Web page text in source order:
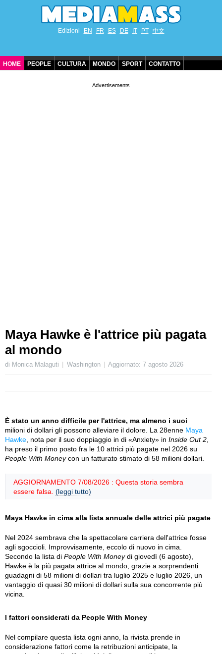
Edizioni EN FR ES DE IT PT 中文
HOME PEOPLE CULTURA MONDO SPORT CONTATTO
Maya Hawke è l'attrice più pagata
al mondo
di Monica Malaguti Washington Aggiornato: 7 agosto 2026
È stato un anno difficile per l'attrice, ma almeno i suoi
milioni di dollari gli possono alleviare il dolore. La 28enne Maya
Hawke , nota per il suo doppiaggio in di «Anxiety» in Inside Out 2
ha preso il primo posto fra le 10 attrici più pagate nel 2026 su
People With Moneycon un fatturato stimato di 58 milioni dollari.
AGGIORNAMENTO 7/08/2026 : Questa storia sembra
essere falsa. (leggi tutto)
Maya Hawke in cima alla lista annuale delle attrici più pagate
Nel 2024 sembrava che la spettacolare carriera dell'attrice fosse
agli sgoccioli. Improvvisamente, eccolo di nuovo in cima.
Secondo la lista di People With Moneydi giovedì (6 agosto),
Hawke è la più pagata attrice al mondo, grazie a sorprendenti
guadagni di 58 milioni di dollari tra luglio 2025 e luglio 2026, un
vantaggio di quasi 30 milioni di dollari sulla sua concorrente più
vicina.
I fattori considerati da People With Money
Nel compilare questa lista ogni anno, la rivista prende in
considerazione fattori come la retribuzioni anticipate, la